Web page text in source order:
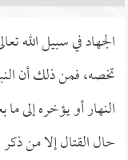
الجهاد في سبيل الله
تخصه، فمن ذلك أن
النهار أو يؤخره إلى
حال القتال إلا من